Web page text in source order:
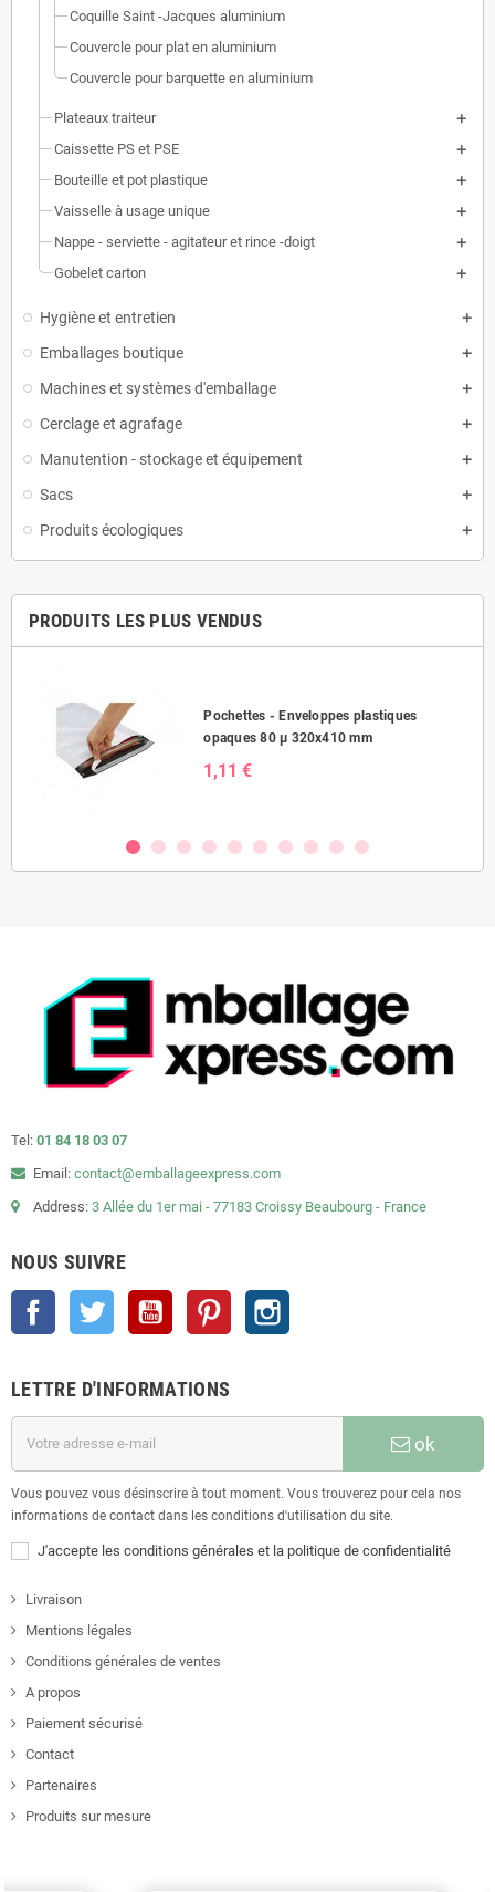
Coquille Saint -Jacques aluminium
Couvercle pour plat en aluminium
Couvercle pour barquette en aluminium
Plateaux traiteur
Caissette PS et PSE
Bouteille et pot plastique
Vaisselle à usage unique
Nappe - serviette - agitateur et rince -doigt
Gobelet carton
Hygiène et entretien
Emballages boutique
Machines et systèmes d'emballage
Cerclage et agrafage
Manutention - stockage et équipement
Sacs
Produits écologiques
PRODUITS LES PLUS VENDUS
Pochettes - Enveloppes plastiques
opaques 80 µ 320x410 mm
1,11 €
Tel: 01 84 18 03 07
Email: contact@emballageexpress.com
Address: 3 Allée du 1er mai - 77183 Croissy Beaubourg - France
NOUS SUIVRE
Facebook Twitter YouTube Pinterest
LETTRE D'INFORMATIONS
ok
Vous pouvez vous désinscrire à tout moment. Vous trouverez pour cela nos
informations de contact dans les conditions d'utilisation du site.
J'accepte les conditions générales et la politique de confidentialité
Livraison
Mentions légales
Conditions générales de ventes
A propos
Paiement sécurisé
Contact
Partenaires
Produits sur mesure